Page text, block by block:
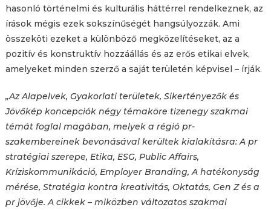
hasonló történelmi és kulturális háttérrel rendelkeznek, az
írások mégis ezek sokszínűségét hangsúlyozzák. Ami
összeköti ezeket a különböző megközelítéseket, az a
pozitív és konstruktív hozzáállás és az erős etikai elvek,
amelyeket minden szerző a saját területén képvisel – írják.
„Az Alapelvek, Gyakorlati területek, Sikertényezők és
Jövőkép koncepciók négy témaköre tizenegy szakmai
témát foglal magában, melyek a régió pr-
szakembereinek bevonásával kerültek kialakításra: A pr
stratégiai szerepe, Etika, ESG, Public Affairs,
Kríziskommunikáció, Employer Branding, A hatékonyság
mérése, Stratégia kontra kreativitás, Oktatás, Gen Z és a
pr jövője. A cikkek – miközben változatos szakmai